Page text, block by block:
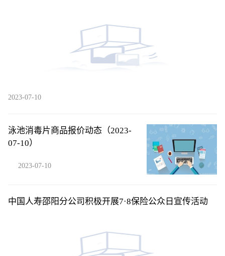
2023-07-10
泳池消毒片商品报价动态（2023-
07-10）
2023-07-10
中国人寿邵阳分公司积极开展7·8保险公众日宣传活动